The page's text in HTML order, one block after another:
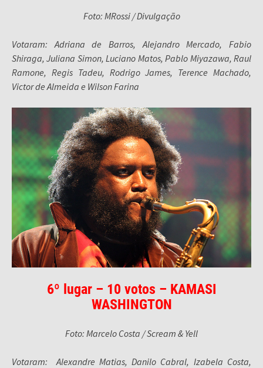
Foto: MRossi / Divulgação
Votaram: Adriana de Barros, Alejandro Mercado, Fabio
Shiraga, Juliana Simon, Luciano Matos, Pablo Miyazawa, Raul
Ramone, Regis Tadeu, Rodrigo James, Terence Machado,
Victor de Almeida e Wilson Farina
6º lugar – 10 votos – KAMASI
WASHINGTON
Foto: Marcelo Costa / Scream & Yell
Votaram: Alexandre Matias, Danilo Cabral, Izabela Costa,